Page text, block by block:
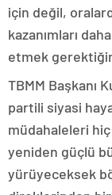
için değil,
kazanımları
etmek
TBMM Başkanı
partili siyasi
müdahaleleri hiç
yeniden güçlü
yürüyeceksek